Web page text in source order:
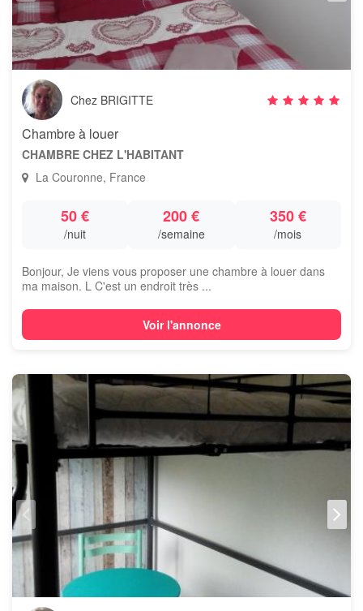
Chez BRIGITTE
Chambre à louer
CHAMBRE CHEZ L'HABITANT
La Couronne, France
50 €
/nuit
200 €
/semaine
350 €
/mois
Bonjour, Je viens vous proposer une chambre à louer dans
ma maison. L C'est un endroit très ...
Voir l'annonce